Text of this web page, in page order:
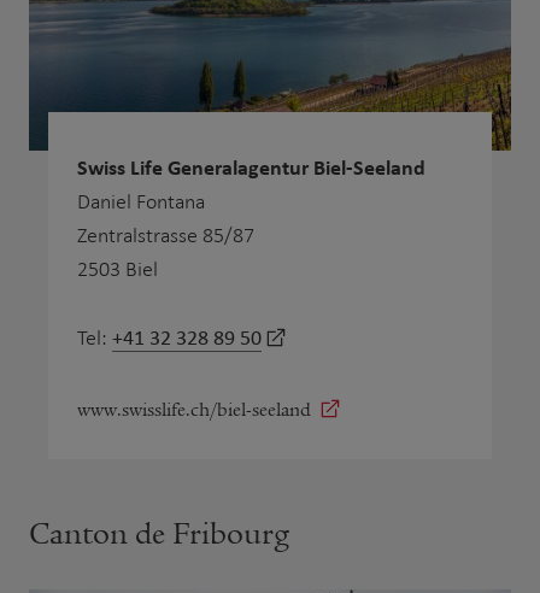
Swiss Life Generalagentur Biel-Seeland
Daniel Fontana
Zentralstrasse 85/87
2503 Biel
Tel: +41 32 328 89 50
www.swisslife.ch/biel-seeland
Canton de Fribourg